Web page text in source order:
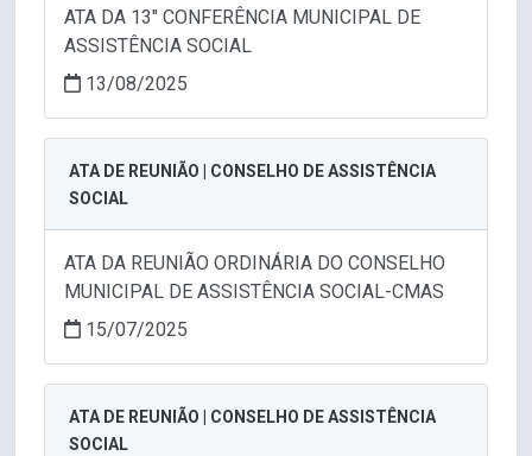
ATA DA 13" CONFERÊNCIA MUNICIPAL DE
ASSISTÊNCIA SOCIAL
13/08/2025
ATA DE REUNIÃO | CONSELHO DE ASSISTÊNCIA
SOCIAL
ATA DA REUNIÃO ORDINÁRIA DO CONSELHO
MUNICIPAL DE ASSISTÊNCIA SOCIAL-CMAS
15/07/2025
ATA DE REUNIÃO | CONSELHO DE ASSISTÊNCIA
SOCIAL